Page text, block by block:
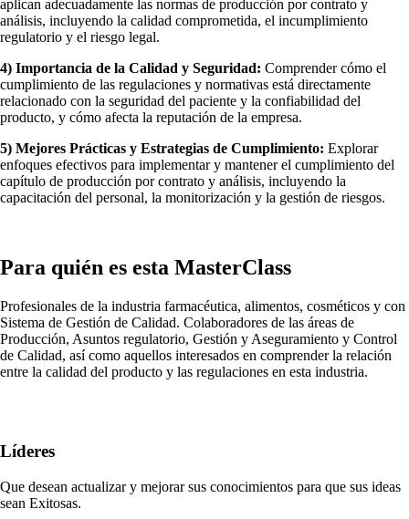
aplican adecuadamente las normas de producción por contrato y
análisis, incluyendo la calidad comprometida, el incumplimiento
regulatorio y el riesgo legal.
4) Importancia de la Calidad y Seguridad: Comprender cómo el
cumplimiento de las regulaciones y normativas está directamente
relacionado con la seguridad del paciente y la confiabilidad del
producto, y cómo afecta la reputación de la empresa.
5) Mejores Prácticas y Estrategias de Cumplimiento: Explorar
enfoques efectivos para implementar y mantener el cumplimiento del
capítulo de producción por contrato y análisis, incluyendo la
capacitación del personal, la monitorización y la gestión de riesgos.
Para quién es esta MasterClass
Profesionales de la industria farmacéutica, alimentos, cosméticos y con
Sistema de Gestión de Calidad. Colaboradores de las áreas de
Producción, Asuntos regulatorio, Gestión y Aseguramiento y Control
de Calidad, así como aquellos interesados en comprender la relación
entre la calidad del producto y las regulaciones en esta industria.
Líderes
Que desean actualizar y mejorar sus conocimientos para que sus ideas
sean Exitosas.